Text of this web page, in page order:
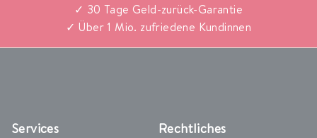
✓ 30 Tage Geld-zurück-Garantie
✓ Über 1 Mio. zufriedene Kundinnen
Services Rechtliches